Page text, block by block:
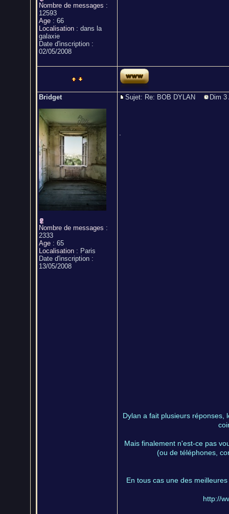
Nombre de messages :
12593
Age : 66
Localisation : dans la
galaxie
Date d'inscription :
02/05/2008
Bridget
Nombre de messages :
2333
Age : 65
Localisation : Paris
Date d'inscription :
13/05/2008
Sujet: Re: BOB DYLAN Dim 3
Dylan a fait plusieurs réponses,
Mais finalement n'est-ce pas
(ou de téléphones,
En tous cas une des
http://